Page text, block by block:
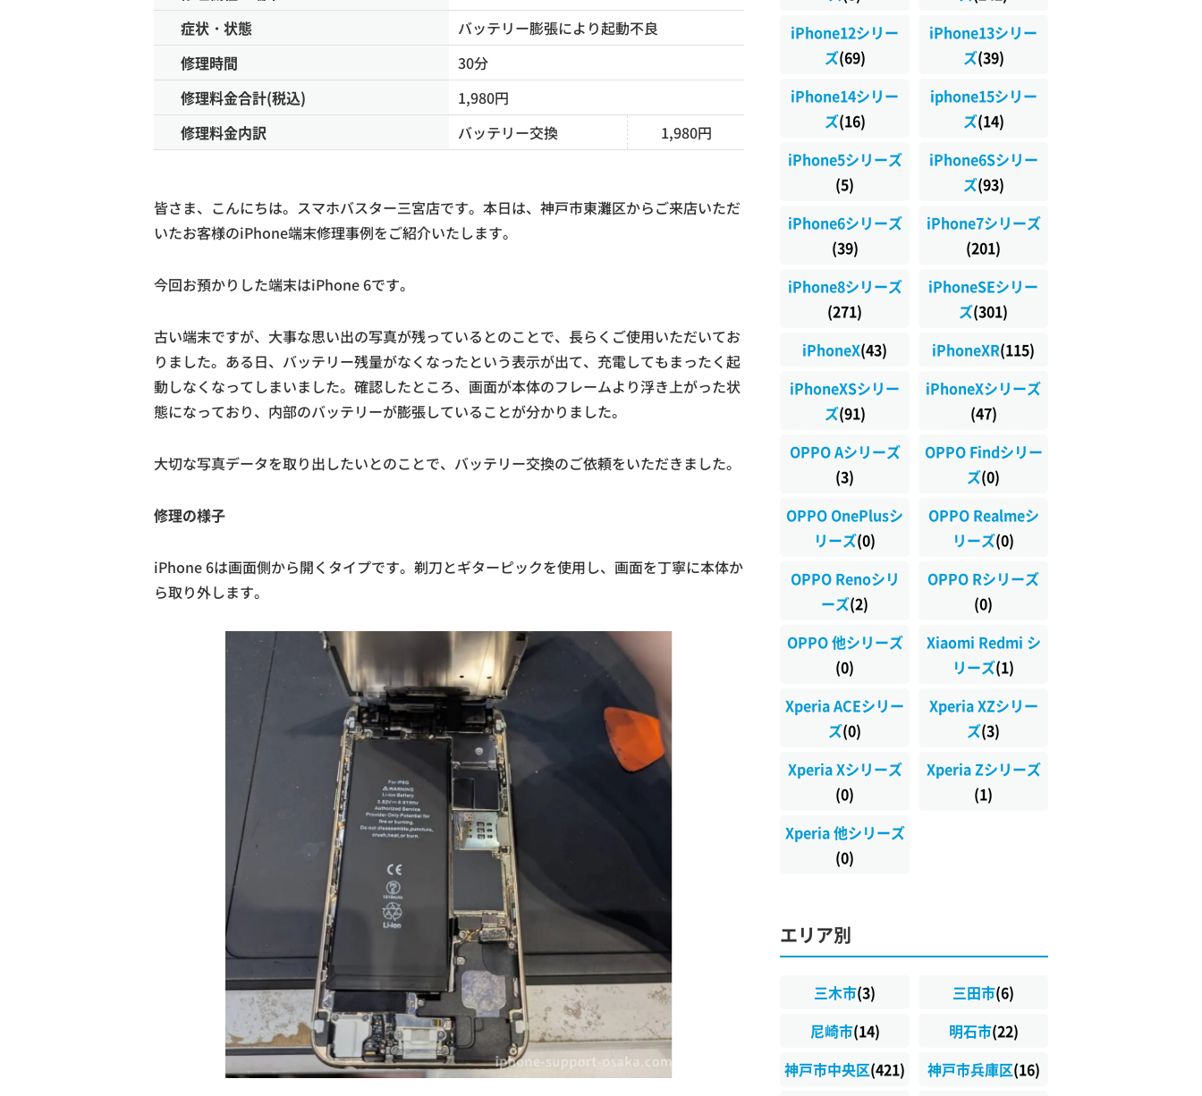
症状・状態
バッテリー膨張により起動不良
修理時間
30分
修理料金合計(税込)
1,980円
修理料金内訳
バッテリー交換 1,980円
皆さま、こんにちは。スマホバスター三宮店です。本日は、神戸市東灘区からご来店いただ
いたお客様のiPhone端末修理事例をご紹介いたします。
今回お預かりした端末はiPhone 6です。
古い端末ですが、大事な思い出の写真が残っているとのことで、長らくご使用いただいてお
りました。ある日、バッテリー残量がなくなったという表示が出て、充電してもまったく起
動しなくなってしまいました。確認したところ、画面が本体のフレームより浮き上がった状
態になっており、内部のバッテリーが膨張していることが分かりました。
大切な写真データを取り出したいとのことで、バッテリー交換のご依頼をいただきました。
修理の様子
iPhone 6は画面側から開くタイプです。剃刀とギターピックを使用し、画面を丁寧に本体か
ら取り外します。
iPhone12シリー
ズ(69)
iPhone13シリー
ズ(39)
iPhone14シリー
ズ(16)
iphone15シリー
ズ(14)
iPhone5シリーズ
(5)
iPhone6Sシリー
ズ(93)
iPhone6シリーズ
(39)
iPhone7シリーズ
(201)
iPhone8シリーズ
(271)
iPhoneSEシリー
ズ(301)
iPhoneX(43) iPhoneXR(115)
iPhoneXSシリー
ズ(91)
iPhoneXシリーズ
(47)
OPPO Aシリーズ
(3)
OPPO Findシリー
ズ(0)
OPPO OnePlusシ
リーズ(0)
OPPO Realmeシ
リーズ(0)
OPPO Renoシリ
ーズ(2)
OPPO Rシリーズ
(0)
OPPO 他シリーズ
(0)
Xiaomi Redmi シ
リーズ(1)
Xperia ACEシリー
ズ(0)
Xperia XZシリー
ズ(3)
Xperia Xシリーズ
(0)
Xperia Zシリーズ
(1)
Xperia 他シリーズ
(0)
エリア別
三木市(3) 三田市(6)
尼崎市(14) 明石市(22)
神戸市中央区(421) 神戸市兵庫区(16)